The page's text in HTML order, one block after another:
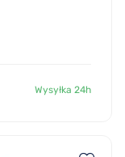
Wysyłka 24h